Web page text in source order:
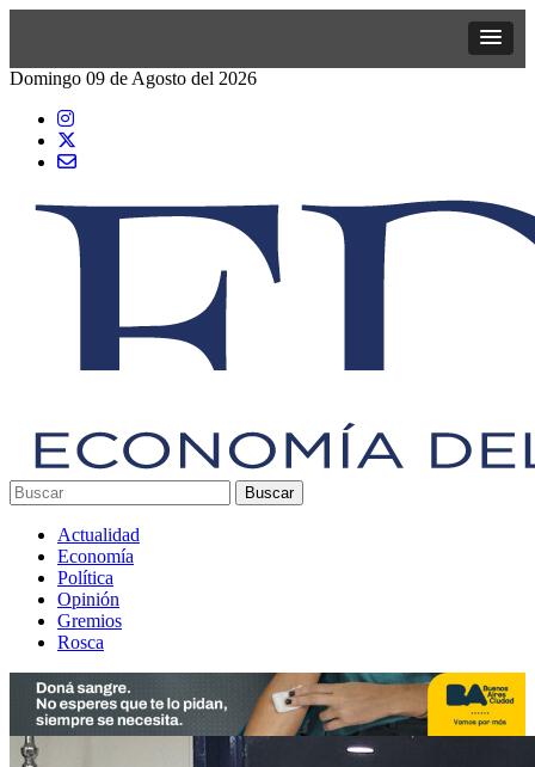
Domingo 09 de Agosto del 2026
Actualidad
Economía
Política
Opinión
Gremios
Rosca